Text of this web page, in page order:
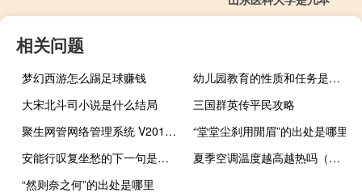
相关问题
梦幻西游怎么踢足球赚钱
幼儿园教育的性质和任务是什么
大宋北斗司小说是什么结局
三国群英传平民攻略
聚生网管网络管理系统 V2018 官方最新版（聚生网管网络管理系统 V2018 官方最新版功能简介）
“堂堂尘刹用閒眉”的出处是哪里
安能行叹复坐愁的下一句是什么
夏季空调温度越高越热吗（夏季空调温度标准）
“然则奈之何”的出处是哪里